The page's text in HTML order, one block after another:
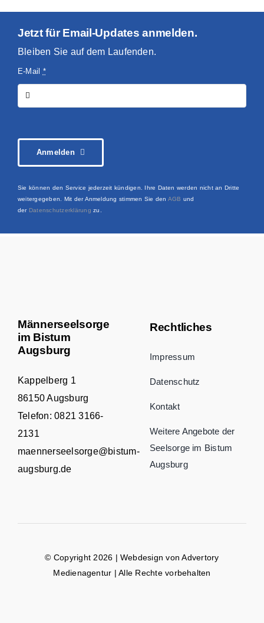
Jetzt für Email-Updates anmelden.
Bleiben Sie auf dem Laufenden.
E-Mail *
Anmelden
Sie können den Service jederzeit kündigen. Ihre Daten werden nicht an Dritte
weitergegeben. Mit der Anmeldung stimmen Sie den AGB und
der Datenschutzerklärung zu.
Männerseelsorge
im Bistum
Augsburg
Kappelberg 1
86150 Augsburg
Telefon:0821 3166-
2131
maennerseelsorge@bistum-
augsburg.de
Rechtliches
Impressum
Datenschutz
Kontakt
Weitere Angebote der
Seelsorge im Bistum
Augsburg
© Copyright 2026 | Webdesign vonAdvertory
Medienagentur | Alle Rechte vorbehalten